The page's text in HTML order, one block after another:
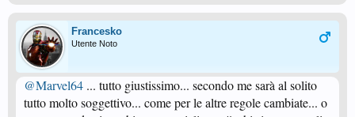
Francesko
Utente Noto
@Marvel64 ... tutto giustissimo... secondo me sarà al solito
tutto molto soggettivo... come per le altre regole cambiate... o